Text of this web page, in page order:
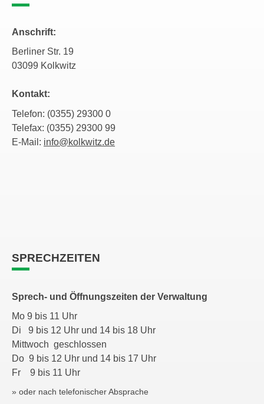
Anschrift:
Berliner Str. 19
03099 Kolkwitz
Kontakt:
Telefon: (0355) 29300 0
Telefax: (0355) 29300 99
E-Mail: info@kolkwitz.de
SPRECHZEITEN
Sprech- und Öffnungszeiten der Verwaltung
Mo 9 bis 11 Uhr
Di 9 bis 12 Uhr und 14 bis 18 Uhr
Mittwoch geschlossen
Do 9 bis 12 Uhr und 14 bis 17 Uhr
Fr 9 bis 11 Uhr
» oder nach telefonischer Absprache